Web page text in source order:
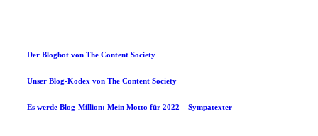
Der Blogbot von The Content Society
Unser Blog-Kodex von The Content Society
Es werde Blog-Million: Mein Motto für 2022 – Sympatexter